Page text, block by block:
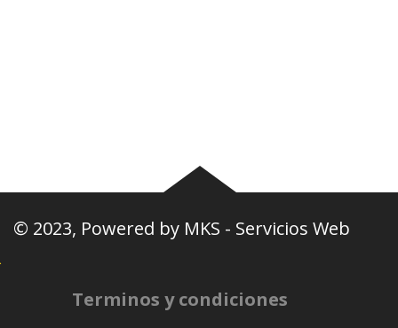
© 2023, Powered by MKS - Servicios Web
Terminos y condiciones